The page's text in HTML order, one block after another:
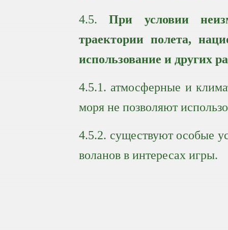
4.5.При условии
траектории полета,
использование и других
4.5.1. атмосферные и
моря не позволяют
4.5.2. существуют особые
воланов в интересах игры.